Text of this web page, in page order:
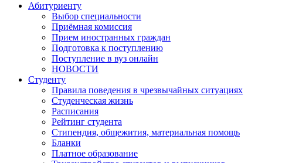
Абитуриенту
Выбор специальности
Приёмная комиссия
Прием иностранных граждан
Подготовка к поступлению
Поступление в вуз онлайн
НОВОСТИ
Студенту
Правила поведения в чрезвычайных ситуациях
Студенческая жизнь
Расписания
Рейтинг студента
Стипендия, общежития, материальная помощь
Бланки
Платное образование